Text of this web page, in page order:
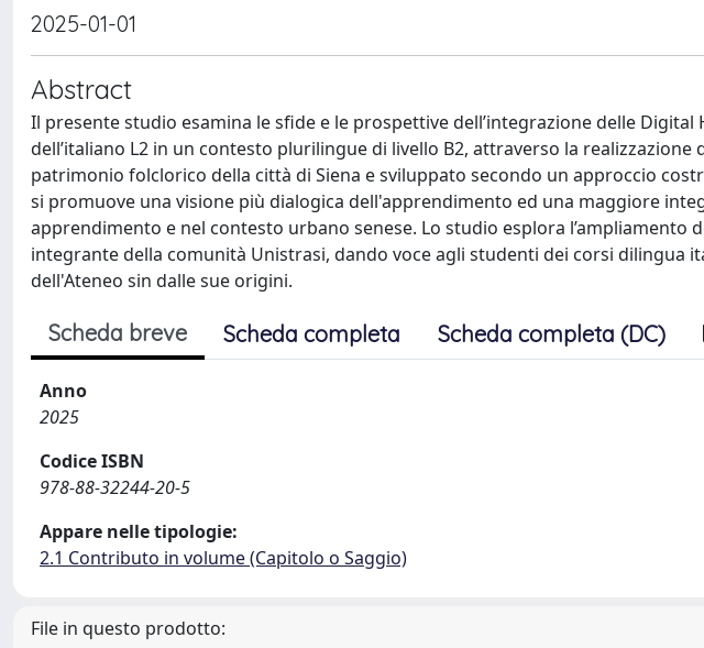
2025-01-01
Abstract
Il presente studio esamina le sfide e le prospettive dell’integrazione delle Digital
dell’italiano L2 in un contesto plurilingue di livello B2, attraverso la realizzazione
patrimonio folclorico della città di Siena e sviluppato secondo un approccio
si promuove una visione più dialogica dell'apprendimento ed una maggiore
apprendimento e nel contesto urbano senese. Lo studio esplora l’ampliamento
integrante della comunità Unistrasi, dando voce agli studenti dei corsi dilingua
dell'Ateneo sin dalle sue origini.
Scheda breve Scheda completa Scheda completa (DC)
Anno
2025
Codice ISBN
978-88-32244-20-5
Appare nelle tipologie:
2.1 Contributo in volume (Capitolo o Saggio)
File in questo prodotto: